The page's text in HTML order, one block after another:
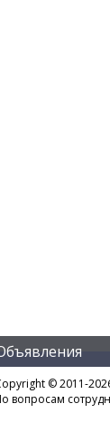
© 2011-
вопросам